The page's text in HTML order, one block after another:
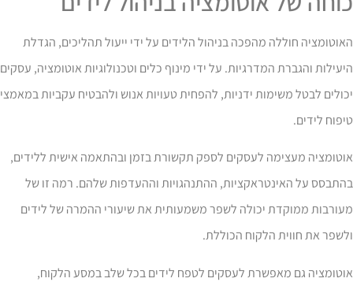
חוללה מהפכה בניהול הלידים על ידי ייעול תהליכים, הגדלת
והגברת המדרגיות. על ידי מינוף כלים וטכנולוגיות אוטומציה, עסקים
לבטל משימות ידניות, להפחית טעויות אנוש ולהבטיח עקביות במאמצי
לידים.
מעצימה לעסקים לספק תקשורת בזמן ובהתאמה אישית ללידים,
על האינטראקציות, ההתנהגויות וההעדפות שלהם. רמה זו של
ממוקדת יכולה לשפר משמעותית את שיעורי ההמרה של לידים
את חווית הלקוח הכוללת.
גם מאפשרת לעסקים לטפח לידים בכל שלב במסע הלקוח,